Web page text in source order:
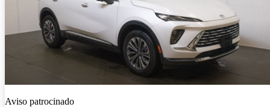
Aviso patrocinado